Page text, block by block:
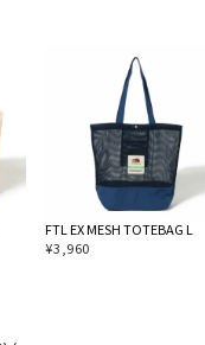
FTL EX MESH TOTEBAG L
¥3,960